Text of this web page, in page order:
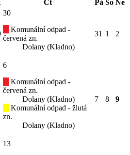
Čt Pá So Ne
30
Komunální odpad -
červená zn.
Dolany (Kladno)
31 1 2
6
Komunální odpad -
červená zn.
Dolany (Kladno)
Komunální odpad - žlutá
zn.
Dolany (Kladno)
7 8 9
13